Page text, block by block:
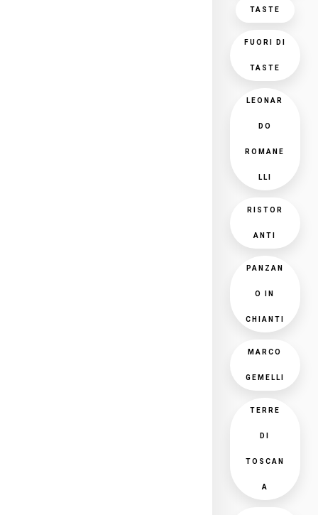
TASTE
FUORI DI
TASTE
LEONAR
DO
ROMANE
LLI
RISTOR
ANTI
PANZAN
O IN
CHIANTI
MARCO
GEMELLI
TERRE
DI
TOSCAN
A